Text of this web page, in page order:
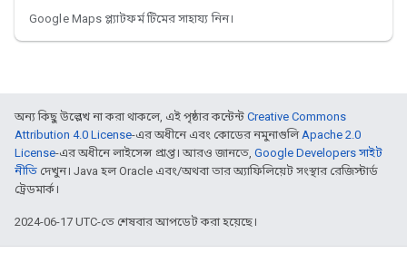
Google Maps প্ল্যাটফর্ম টিমের সাহায্য নিন।
অন্য কিছু উল্লেখ না করা থাকলে, এই পৃষ্ঠার কন্টেন্ট Creative Commons
Attribution 4.0 License-এর অধীনে এবং কোডের নমুনাগুলিApache 2.0
License-এর অধীনে লাইসেন্স প্রাপ্ত। আরও জানতে, Google Developers সাইট
নীতি দেখুন। Java হল Oracle এবং/অথবা তার অ্যাফিলিয়েট সংস্থার রেজিস্টার্ড
ট্রেডমার্ক।
2024-06-17 UTC-তে শেষবার আপডেট করা হয়েছে।